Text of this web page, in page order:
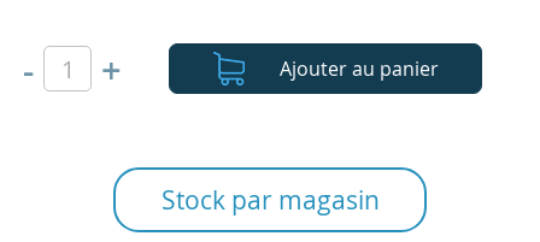
- + Ajouter au panier
Stock par magasin